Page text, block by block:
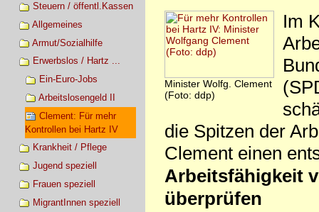
Steuern / öffentl.Kassen
Allgemeines
Armut/Sozialhilfe
Erwerbslos / Hartz ...
Ein-Euro-Jobs
Arbeitslosengeld II
Clement: Für mehr
Kontrollen bei Hartz IV
Krankheit / Pflege
Jugend speziell
Frauen speziell
MigrantInnen speziell
Minister Wolfg. Clement
(Foto: ddp)
Im
die Spitzen der
Clement einen
Arbeitsfähigkeit
überprüfen